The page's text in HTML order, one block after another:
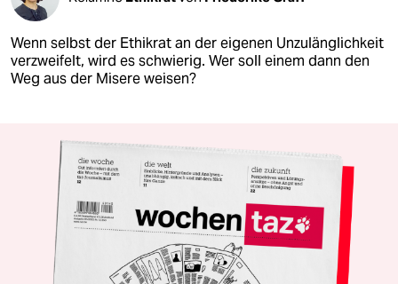
Wenn selbst der Ethikrat an der eigenen Unzulänglichkeit
verzweifelt, wird es schwierig. Wer soll einem dann den
Weg aus der Misere weisen?